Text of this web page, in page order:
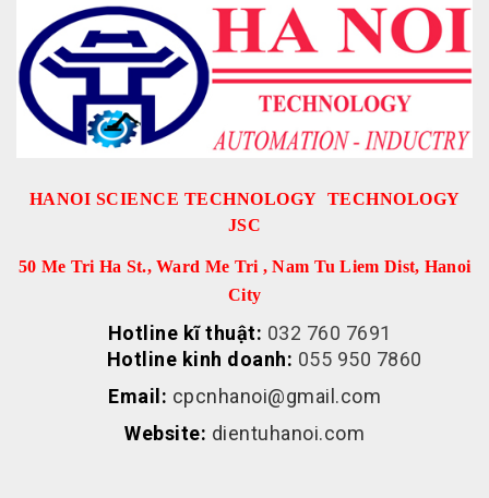
HANOI SCIENCE TECHNOLOGY TECHNOLOGY
JSC
50 Me Tri Ha St., Ward Me Tri , Nam Tu Liem Dist, Hanoi
City
Hotline kĩ thuật: 032 760 7691
Hotline kinh doanh: 055 950 7860
Email: cpcnhanoi@gmail.com
Website: dientuhanoi.com